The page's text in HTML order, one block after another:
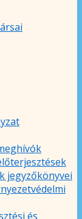
jegyzőkönyvei
és